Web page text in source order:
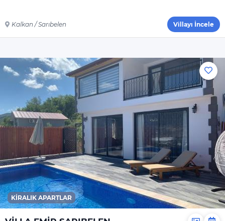
Dahil Olmayanlar
Şampuan
El Sabunu
Bulaşık Deterjanı
Bulaşık Makinesi
Deterjanı
Çamaşır Makinesi
Deterjanı
Yiyecek Ve Içecek
Kalkan / Sarıbelen Villayı İncele
KIRALIK APARTLAR